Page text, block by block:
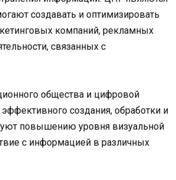
создавать и оптимизировать
компаний, рекламных
связанных с
общества и цифровой
создания, обработки и
повышению уровня визуальной
с информацией в различных